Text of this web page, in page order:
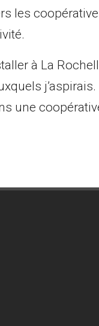
les
à La
j’aspirais.
une